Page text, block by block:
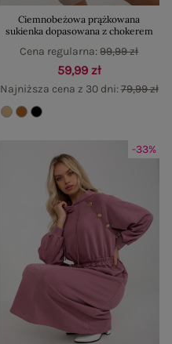
Ciemnobeżowa prążkowana
sukienka dopasowana z chokerem
59,99 zł
Najniższa cena z 30 dni:79,99 zł
Cena regularna:99,99 zł
-33%